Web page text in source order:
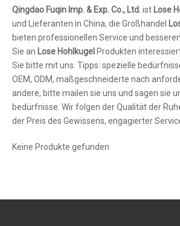
Qingdao Fuqin Imp. & Exp. Co., Ltd.ist Lose
und Lieferanten in China, die Großhandel
bieten professionellen Service und
Sie an Lose Hohlkugel Produkten
Sie bitte mit uns. Tipps: spezielle
OEM, ODM, maßgeschneiderte nach
andere, bitte mailen sie uns und sagen sie
bedürfnisse. Wir folgen der Qualität der
der Preis des Gewissens, engagierter
Keine Produkte gefunden